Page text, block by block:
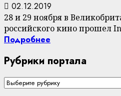
02.12.2019
28 и 29 ноября в
российского кино прошел
Подробнее
Рубрики портала
Рубрики